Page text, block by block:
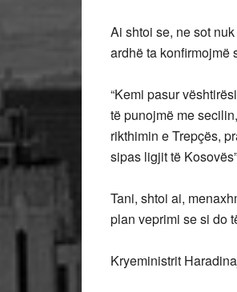
Ai shtoi se, ne sot
ardhë ta konfirmojmë
“Kemi pasur
të punojmë me
rikthimin e Trepçës,
sipas ligjit të
Tani, shtoi ai,
plan veprimi se si do
Kryeministrit